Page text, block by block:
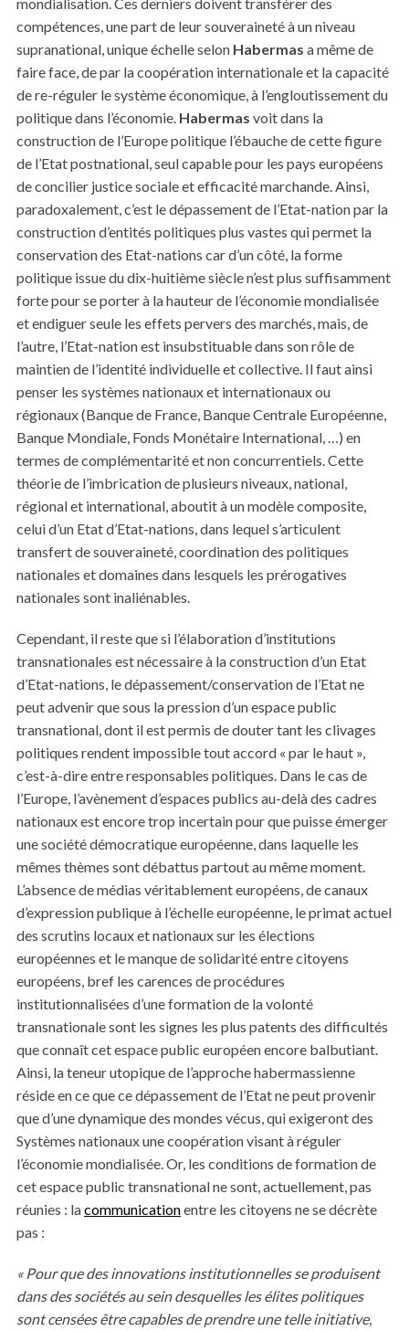
compétences, une part de leur souveraineté à un niveau
supranational, unique échelle selon Habermas a même de
faire face, de par la coopération internationale et la capacité
de re-réguler le système économique, à l’engloutissement du
politique dans l’économie. Habermas voit dans la
construction de l’Europe politique l’ébauche de cette figure
de l’Etat postnational, seul capable pour les pays européens
de concilier justice sociale et efficacité marchande. Ainsi,
paradoxalement, c’est le dépassement de l’Etat-nation par la
construction d’entités politiques plus vastes qui permet la
conservation des Etat-nations car d’un côté, la forme
politique issue du dix-huitième siècle n’est plus suffisamment
forte pour se porter à la hauteur de l’économie mondialisée
et endiguer seule les effets pervers des marchés, mais, de
l’autre, l’Etat-nation est insubstituable dans son rôle de
maintien de l’identité individuelle et collective. Il faut ainsi
penser les systèmes nationaux et internationaux ou
régionaux (Banque de France, Banque Centrale Européenne,
Banque Mondiale, Fonds Monétaire International, …) en
termes de complémentarité et non concurrentiels. Cette
théorie de l’imbrication de plusieurs niveaux, national,
régional et international, aboutit à un modèle composite,
celui d’un Etat d’Etat-nations, dans lequel s’articulent
transfert de souveraineté, coordination des politiques
nationales et domaines dans lesquels les prérogatives
nationales sont inaliénables.
Cependant, il reste que si l’élaboration d’institutions
transnationales est nécessaire à la construction d’un Etat
d’Etat-nations, le dépassement/conservation de l’Etat ne
peut advenir que sous la pression d’un espace public
transnational, dont il est permis de douter tant les clivages
politiques rendent impossible tout accord « par le haut »,
c’est-à-dire entre responsables politiques. Dans le cas de
l’Europe, l’avènement d’espaces publics au-delà des cadres
nationaux est encore trop incertain pour que puisse émerger
une société démocratique européenne, dans laquelle les
mêmes thèmes sont débattus partout au même moment.
L’absence de médias véritablement européens, de canaux
d’expression publique à l’échelle européenne, le primat actuel
des scrutins locaux et nationaux sur les élections
européennes et le manque de solidarité entre citoyens
européens, bref les carences de procédures
institutionnalisées d’une formation de la volonté
transnationale sont les signes les plus patents des difficultés
que connaît cet espace public européen encore balbutiant.
Ainsi, la teneur utopique de l’approche habermassienne
réside en ce que ce dépassement de l’Etat ne peut provenir
que d’une dynamique des mondes vécus, qui exigeront des
Systèmes nationaux une coopération visant à réguler
l’économie mondialisée. Or, les conditions de formation de
cet espace public transnational ne sont, actuellement, pas
réunies : lacommunicationentre les citoyens ne se décrète
pas :
« Pour que des innovations institutionnelles se produisent
dans des sociétés au sein desquelles les élites politiques
sont censées être capables de prendre une telle initiative,
S
r
c
h
r
: